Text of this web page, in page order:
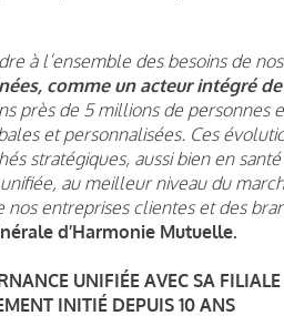
à l’ensemble des besoins de
comme un acteur intégré
près de 5 millions de personnes
et personnalisées. Ces
stratégiques, aussi bien en
au meilleur niveau du
nos entreprises clientes et des
d’Harmonie Mutuelle.
UNIFIÉE AVEC SA
INITIÉ DEPUIS 10 ANS